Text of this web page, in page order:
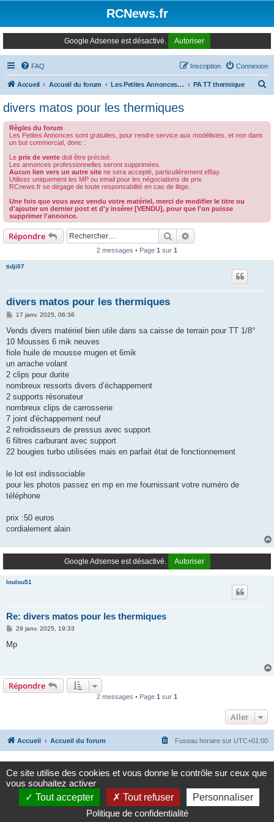
RCNews.fr
Google Adsense est désactivé. Autoriser
FAQ Connexion
Inscription
Accueil Accueil du forum Les Petites Annonces Modernes PA TT thermique
divers matos pour les thermiques
Règles du forum
Les Petites Annonces sont gratuites, pour rendre service aux modélistes, et non dans
un but commercial, donc :
Le prix de vente doit être précisé.
Les annonces professionnelles seront supprimées.
Aucun lien vers un autre site ne sera accepté, particulièrement eBay.
Utilisez uniquement les MP ou email pour les négociations de prix.
RCnews.fr se dégage de toute responsabilité en cas de litige.
Une fois que vous avez vendu votre matériel, merci de modifier le titre ou
d'ajouter un dernier post et d'y insérer [VENDU], pour que l'on puisse
supprimer l'annonce.
Répondre Rechercher
2 messages • Page 1 sur 1
tidji07
divers matos pour les thermiques
M
s
a
g
17 janv. 2025, 06:36
Vends divers matériel bien utile dans sa caisse de terrain pour TT 1/8°
10 Mousses 6 mik neuves
fiole huile de mousse mugen et 6mik
un arrache volant
2 clips pour durite
nombreux ressorts divers d’échappement
2 supports résonateur
nombreux clips de carrosserie
7 joint d'échappement neuf
2 refroidisseurs de pressus avec support
6 filtres carburant avec support
22 bougies turbo utilisées mais en parfait état de fonctionnement
le lot est indissociable
pour les photos passez en mp en me fournissant votre numéro de
téléphone
prix :50 euros
cordialement alain
Google Adsense est désactivé. Autoriser
loulou51
Re: divers matos pour les thermiques
M
s
s
29 janv. 2025, 19:33
Mp
Répondre
2 messages • Page 1 sur 1
Aller
Accueil Accueil du forum Fuseau horaire sur UTC+01:00
Google Adsense est désactivé. Autoriser
Développé parphpBB® Forum Software © phpBB Limited
Traduction française officielle©
Confidentialité|Conditions
Panneau de gestion des cookies
Ce site utilise des cookies et vous donne le contrôle sur ceux que
vous souhaitez activer
Tout accepter
Tout refuser
Personnaliser
Politique de confidentialité